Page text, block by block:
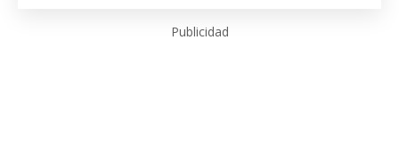
Publicidad